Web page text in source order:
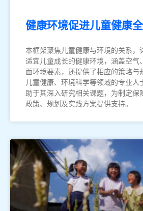
健康环境促进儿童健康
本框架聚焦儿童健康与环境的关系，
适宜儿童成长的健康环境，涵盖空气
面环境要素，还提供了相应的策略与
儿童健康、环境科学等领域的专业人
助于其深入研究相关课题，为制定保
政策、规划及实践方案提供支持。